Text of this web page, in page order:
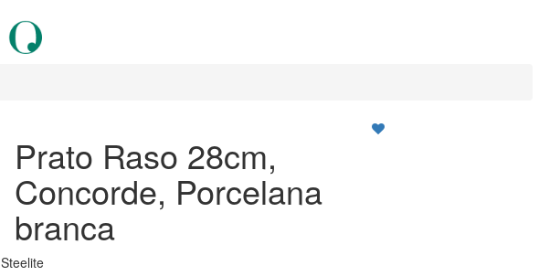
Prato Raso 28cm,
Concorde, Porcelana
branca
Steelite